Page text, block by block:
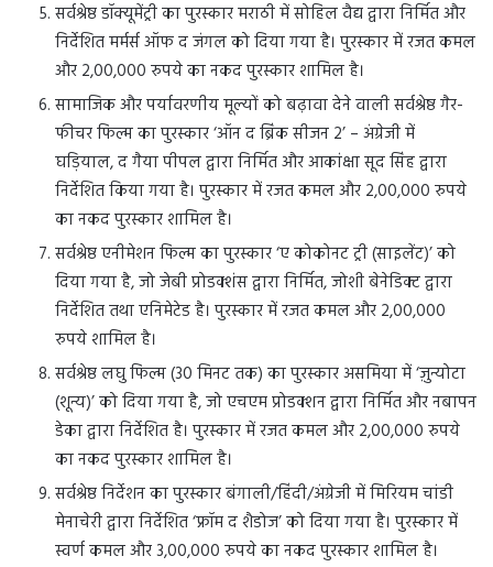
सर्वश्रेष्ठ डॉक्यूमेंट्री का पुरस्कार मराठी में सोहिल वैद्य द्वारा निर्मित और
निर्देशित मर्मर्स ऑफ द जंगल को दिया गया है। पुरस्कार में रजत कमल
और 2,00,000 रुपये का नकद पुरस्कार शामिल है।
सामाजिक और पर्यावरणीय मूल्यों को बढ़ावा देने वाली सर्वश्रेष्ठ गैर-
फीचर फिल्म का पुरस्कार ‘ऑन द ब्रिंक सीजन 2’ – अंग्रेजी में
घड़ियाल, द गैया पीपल द्वारा निर्मित और आकांक्षा सूद सिंह द्वारा
निर्देशित किया गया है। पुरस्कार में रजत कमल और 2,00,000 रुपये
का नकद पुरस्कार शामिल है।
सर्वश्रेष्ठ एनीमेशन फिल्म का पुरस्कार ‘ए कोकोनट ट्री (साइलेंट)’ को
दिया गया है, जो जेबी प्रोडक्शंस द्वारा निर्मित, जोशी बेनेडिक्ट द्वारा
निर्देशित तथा एनिमेटेड है। पुरस्कार में रजत कमल और 2,00,000
रुपये शामिल है।
सर्वश्रेष्ठ लघु फिल्म (30 मिनट तक) का पुरस्कार असमिया में ‘ज़ुन्योटा
(शून्य)’ को दिया गया है, जो एचएम प्रोडक्शन द्वारा निर्मित और नबापन
डेका द्वारा निर्देशित है। पुरस्कार में रजत कमल और 2,00,000 रुपये
का नकद पुरस्कार शामिल है।
सर्वश्रेष्ठ निर्देशन का पुरस्कार बंगाली/हिंदी/अंग्रेजी में मिरियम चांडी
मेनाचेरी द्वारा निर्देशित ‘फ्रॉम द शैडोज’ को दिया गया है। पुरस्कार में
स्वर्ण कमल और 3,00,000 रुपये का नकद पुरस्कार शामिल है।